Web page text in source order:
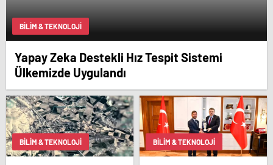
BILIM & TEKNOLOJI
Yapay Zeka Destekli Hız Tespit Sistemi
Ülkemizde Uygulandı
BILIM & TEKNOLOJI BILIM & TEKNOLOJI